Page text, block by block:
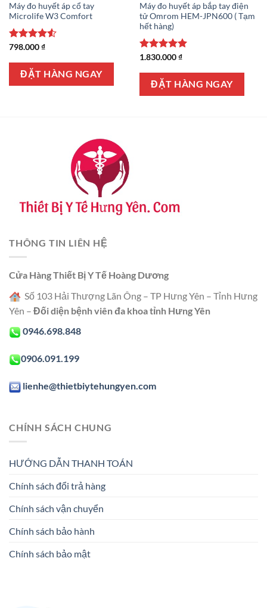
Máy đo huyết áp cổ tay
Microlife W3 Comfort
Được xếp
5 sao
798.000₫
ĐẶT HÀNG NGAY
Máy đo huyết áp bắp tay điện
tử Omrom HEM-JPN600 ( Tạm
hết hàng)
Được xếp
5 sao
1.830.000₫
ĐẶT HÀNG NGAY
THÔNG TIN LIÊN HỆ
Cửa Hàng Thiết Bị Y Tế Hoàng Dương
Số 103 Hải Thượng Lãn Ông – TP Hưng Yên – Tỉnh Hưng
Yên – Đối diện bệnh viên đa khoa tỉnh Hưng Yên
0946.698.848
0906.091.199
lienhe@thietbiytehungyen.com
CHÍNH SÁCH CHUNG
HƯỚNG DẪN THANH TOÁN
Chính sách đổi trả hàng
Chính sách vận chuyển
Chính sách bảo hành
Chính sách bảo mật